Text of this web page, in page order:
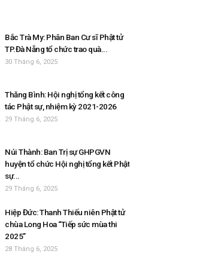
Bắc Trà My: Phân Ban Cư sĩ Phật tử
TP.Đà Nẵng tổ chức trao quà...
30 Tháng 6, 2025
Thăng Bình: Hội nghị tổng kết công
tác Phật sự, nhiệm kỳ 2021-2026
29 Tháng 6, 2025
Núi Thành: Ban Trị sự GHPGVN
huyện tổ chức Hội nghị tổng kết Phật
sự...
29 Tháng 6, 2025
Hiệp Đức: Thanh Thiếu niên Phật tử
chùa Long Hoa “Tiếp sức mùa thi
2025”
28 Tháng 6, 2025